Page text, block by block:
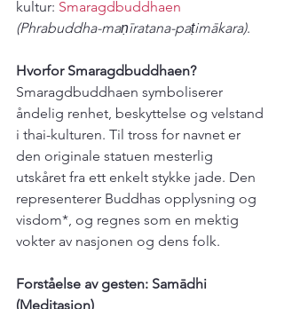
kultur: Smaragdbuddhaen
(Phrabuddha-maṇīratana-paṭimākara).
Hvorfor Smaragdbuddhaen?
Smaragdbuddhaen symboliserer
åndelig renhet, beskyttelse og velstand
i thai-kulturen. Til tross for navnet er
den originale statuen mesterlig
utskåret fra ett enkelt stykke jade. Den
representerer Buddhas opplysning og
visdom*, og regnes som en mektig
vokter av nasjonen og dens folk.
Forståelse av gesten: Samādhi
(Meditasjon)